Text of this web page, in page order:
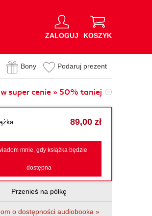
ZALOGUJ KOSZYK
Bony Podaruj prezent
super cenie » 50% taniej
89,00 zł
mnie, gdy książka będzie
dostępna
Przenieś na półkę
o dostępności audiobooka »